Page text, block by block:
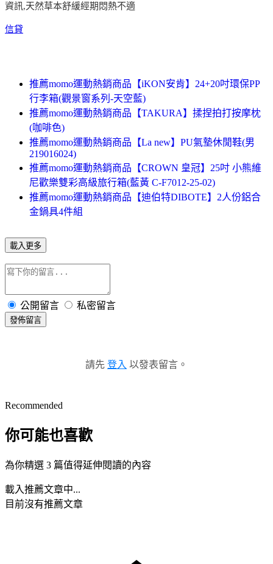
資訊,天然草本舒緩經期悶熱不適
信貸
推薦momo運動熱銷商品【iKON安肯】24+20吋環保PP
行李箱(觀景窗系列-天空藍)
推薦momo運動熱銷商品【TAKURA】揉捏拍打按摩枕
(咖啡色)
推薦momo運動熱銷商品【La new】PU氣墊休閒鞋(男
219016024)
推薦momo運動熱銷商品【CROWN 皇冠】25吋 小熊維
尼歡樂雙彩高級旅行箱(藍黃 C-F7012-25-02)
推薦momo運動熱銷商品【迪伯特DIBOTE】2人份鋁合
金鍋具4件組
載入更多
公開留言 私密留言
發佈留言
請先 登入 以發表留言。
Recommended
你可能也喜歡
為你精選 3 篇值得延伸閱讀的內容
載入推薦文章中...
目前沒有推薦文章